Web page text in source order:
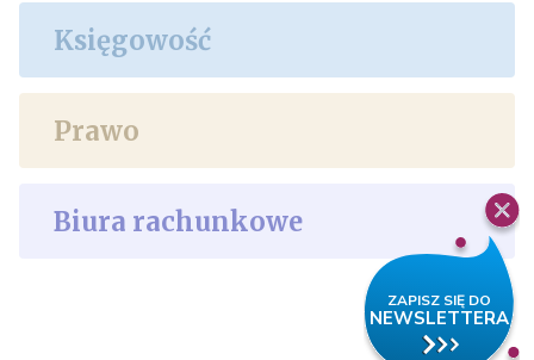
Księgowość
Prawo
Biura rachunkowe